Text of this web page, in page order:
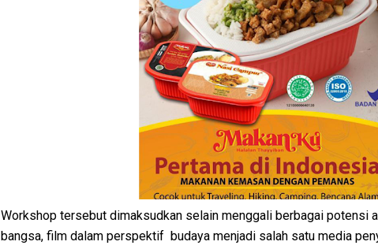
Workshop tersebut dimaksudkan selain menggali berbagai potensi
bangsa, film dalam perspektif budaya menjadi salah satu media